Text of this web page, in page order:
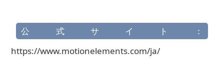
公式サイト：
https://www.motionelements.com/ja/